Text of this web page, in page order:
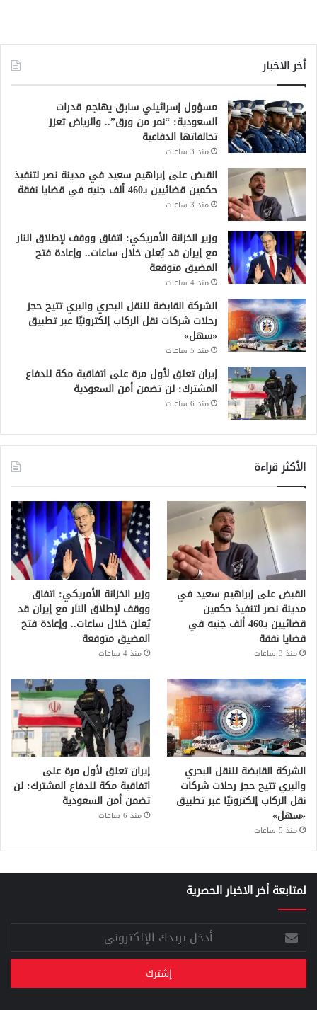
أخر الاخبار
مسؤول إسرائيلي سابق يهاجم قدرات
السعودية: “نمر من ورق”.. والرياض تعزز
تحالفاتها الدفاعية
منذ 3 ساعات
القبض على إبراهيم سعيد في مدينة نصر لتنفيذ
حكمين قضائيين بـ460 ألف جنيه في قضايا نفقة
منذ 3 ساعات
وزير الخزانة الأمريكي: اتفاق ووقف لإطلاق النار
مع إيران قد يُعلن خلال ساعات.. وإعادة فتح
المضيق متوقعة
منذ 4 ساعات
الشركة القابضة للنقل البحري والبري تتيح حجز
رحلات شركات نقل الركاب إلكترونيًا عبر تطبيق
«سهل»
منذ 5 ساعات
إيران تعلق لأول مرة على اتفاقية مكة للدفاع
المشترك: لن تضمن أمن السعودية
منذ 6 ساعات
الأكثر قراءة
القبض على إبراهيم سعيد في
مدينة نصر لتنفيذ حكمين
قضائيين بـ460 ألف جنيه في
قضايا نفقة
منذ 3 ساعات
وزير الخزانة الأمريكي: اتفاق
ووقف لإطلاق النار مع إيران قد
يُعلن خلال ساعات.. وإعادة فتح
المضيق متوقعة
منذ 4 ساعات
الشركة القابضة للنقل البحري
والبري تتيح حجز رحلات شركات
نقل الركاب إلكترونيًا عبر تطبيق
«سهل»
منذ 5 ساعات
إيران تعلق لأول مرة على
اتفاقية مكة للدفاع المشترك: لن
تضمن أمن السعودية
منذ 6 ساعات
لمتابعة أخر الاخبار الحصرية
أدخل
بريدك
الإلكتروني